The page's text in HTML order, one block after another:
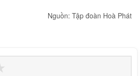
Nguồn: Tập đoàn Hoà Phát